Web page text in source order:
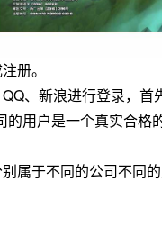
册。
、新浪进行登录，首
用户是一个真实合格
属于不同的公司不同